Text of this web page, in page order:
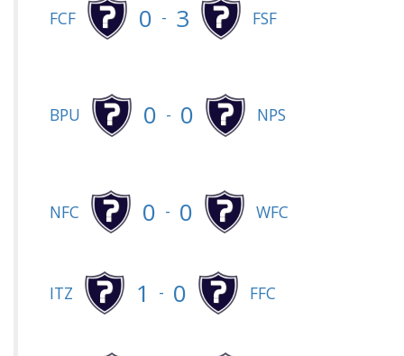
FCF 0 - 3 FSF
BPU 0 - 0 NPS
NFC 0 - 0 WFC
ITZ 1 - 0 FFC